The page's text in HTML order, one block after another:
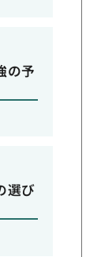
の予
選び